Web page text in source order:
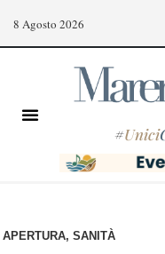
8 Agosto 2026
#Unici
APERTURA, SANITÀ